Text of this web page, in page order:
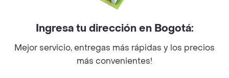
Sobre Rappi
Facebook
Twitter
Instagram
Ingresa tu dirección en Bogotá:
Mejor servicio, entregas más rápidas y los precios
más convenientes!